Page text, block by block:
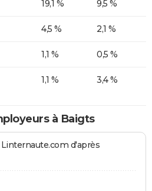
19,1 % 9,5 %
4,5 % 2,1 %
1,1 % 0,5 %
1,1 % 3,4 %
à Baigts
d'après